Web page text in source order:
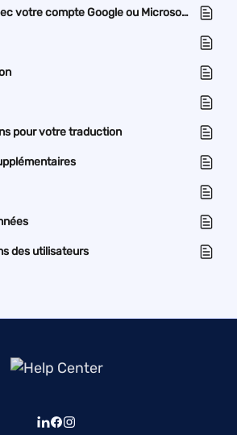
Connectez-vous avec votre compte Google ou Microsoft.
pour votre traduction
des utilisateurs